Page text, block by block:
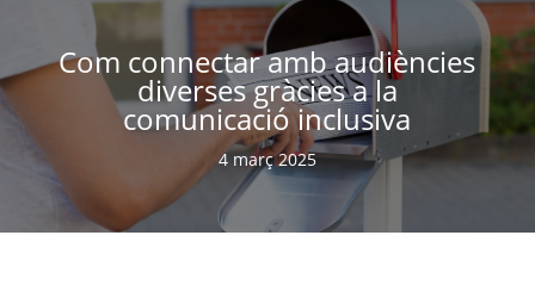
Com connectar amb audiències
diverses gràcies a la
comunicació inclusiva
4 març 2025